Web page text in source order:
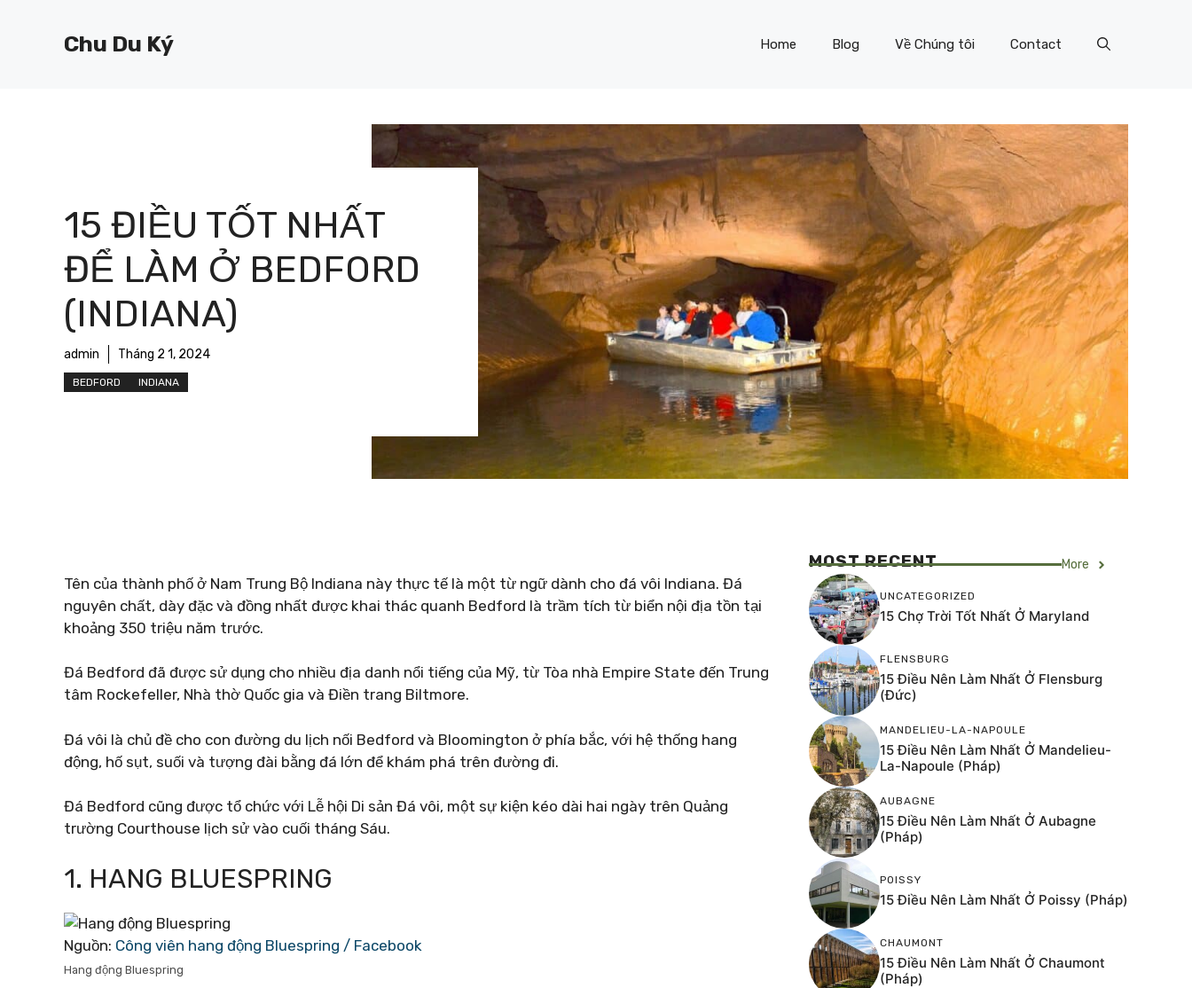
Chu Du Ký Home Blog Về Chúng tôi Contact
15 ĐIỀU TỐT NHẤT
ĐỂ LÀM Ở BEDFORD
(INDIANA)
admin Tháng 2 1, 2024
BEDFORD INDIANA
Tên của thành phố ở Nam Trung Bộ Indiana này thực tế là một từ ngữ dành cho đá vôi Indiana. Đá
nguyên chất, dày đặc và đồng nhất được khai thác quanh Bedford là trầm tích từ biển nội địa tồn tại
khoảng 350 triệu năm trước.
Đá Bedford đã được sử dụng cho nhiều địa danh nổi tiếng của Mỹ, từ Tòa nhà Empire State đến Trung
tâm Rockefeller, Nhà thờ Quốc gia và Điền trang Biltmore.
Đá vôi là chủ đề cho con đường du lịch nối Bedford và Bloomington ở phía bắc, với hệ thống hang
động, hố sụt, suối và tượng đài bằng đá lớn để khám phá trên đường đi.
Đá Bedford cũng được tổ chức với Lễ hội Di sản Đá vôi, một sự kiện kéo dài hai ngày trên Quảng
trường Courthouse lịch sử vào cuối tháng Sáu.
1. HANG BLUESPRING
Nguồn: Công viên hang động Bluespring / Facebook
Hang động Bluespring
MOST RECENT More
UNCATEGORIZED
15 Chợ Trời Tốt Nhất Ở Maryland
FLENSBURG
15 Điều Nên Làm Nhất Ở Flensburg
(Đức)
MANDELIEU-LA-NAPOULE
15 Điều Nên Làm Nhất Ở Mandelieu-
La-Napoule (Pháp)
AUBAGNE
15 Điều Nên Làm Nhất Ở Aubagne
(Pháp)
POISSY
15 Điều Nên Làm Nhất Ở Poissy (Pháp)
CHAUMONT
15 Điều Nên Làm Nhất Ở Chaumont
(Pháp)